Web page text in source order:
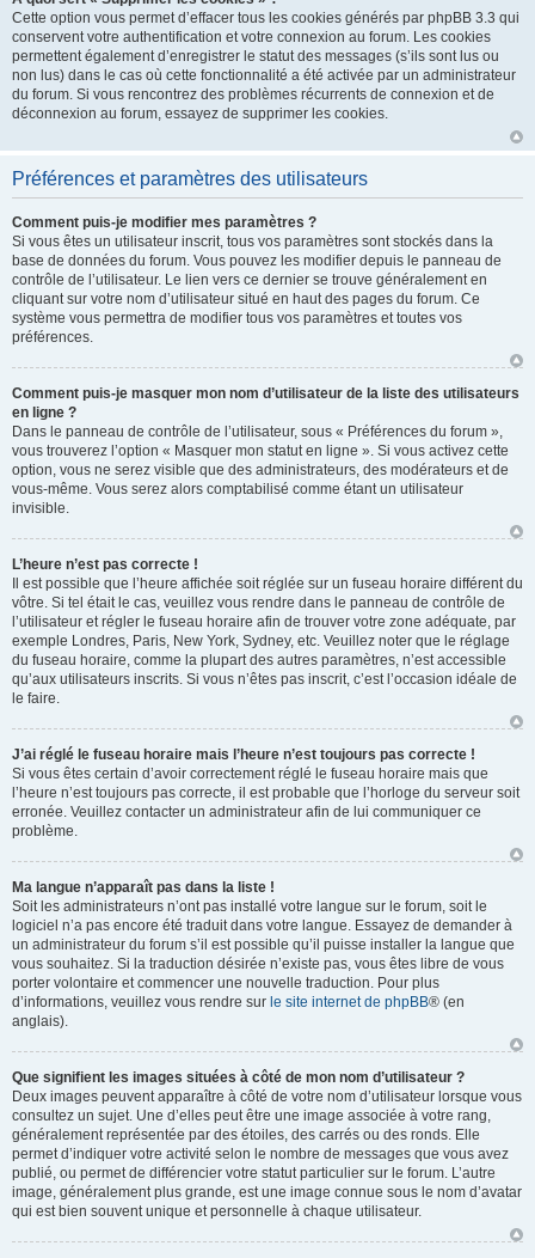
Cette option vous permet d’effacer tous les cookies générés par phpBB 3.3 qui
conservent votre authentification et votre connexion au forum. Les cookies
permettent également d’enregistrer le statut des messages (s’ils sont lus ou
non lus) dans le cas où cette fonctionnalité a été activée par un administrateur
du forum. Si vous rencontrez des problèmes récurrents de connexion et de
déconnexion au forum, essayez de supprimer les cookies.
Préférences et paramètres des utilisateurs
Comment puis-je modifier mes paramètres ?
Si vous êtes un utilisateur inscrit, tous vos paramètres sont stockés dans la
base de données du forum. Vous pouvez les modifier depuis le panneau de
contrôle de l’utilisateur. Le lien vers ce dernier se trouve généralement en
cliquant sur votre nom d’utilisateur situé en haut des pages du forum. Ce
système vous permettra de modifier tous vos paramètres et toutes vos
préférences.
Comment puis-je masquer mon nom d’utilisateur de la liste des utilisateurs
en ligne ?
Dans le panneau de contrôle de l’utilisateur, sous « Préférences du forum »,
vous trouverez l’option « Masquer mon statut en ligne ». Si vous activez cette
option, vous ne serez visible que des administrateurs, des modérateurs et de
vous-même. Vous serez alors comptabilisé comme étant un utilisateur
invisible.
L’heure n’est pas correcte !
Il est possible que l’heure affichée soit réglée sur un fuseau horaire différent du
vôtre. Si tel était le cas, veuillez vous rendre dans le panneau de contrôle de
l’utilisateur et régler le fuseau horaire afin de trouver votre zone adéquate, par
exemple Londres, Paris, New York, Sydney, etc. Veuillez noter que le réglage
du fuseau horaire, comme la plupart des autres paramètres, n’est accessible
qu’aux utilisateurs inscrits. Si vous n’êtes pas inscrit, c’est l’occasion idéale de
le faire.
J’ai réglé le fuseau horaire mais l’heure n’est toujours pas correcte !
Si vous êtes certain d’avoir correctement réglé le fuseau horaire mais que
l’heure n’est toujours pas correcte, il est probable que l’horloge du serveur soit
erronée. Veuillez contacter un administrateur afin de lui communiquer ce
problème.
Ma langue n’apparaît pas dans la liste !
Soit les administrateurs n’ont pas installé votre langue sur le forum, soit le
logiciel n’a pas encore été traduit dans votre langue. Essayez de demander à
un administrateur du forum s’il est possible qu’il puisse installer la langue que
vous souhaitez. Si la traduction désirée n’existe pas, vous êtes libre de vous
porter volontaire et commencer une nouvelle traduction. Pour plus
d’informations, veuillez vous rendre sur le site internet de phpBB® (en
anglais).
Que signifient les images situées à côté de mon nom d’utilisateur ?
Deux images peuvent apparaître à côté de votre nom d’utilisateur lorsque vous
consultez un sujet. Une d’elles peut être une image associée à votre rang,
généralement représentée par des étoiles, des carrés ou des ronds. Elle
permet d’indiquer votre activité selon le nombre de messages que vous avez
publié, ou permet de différencier votre statut particulier sur le forum. L’autre
image, généralement plus grande, est une image connue sous le nom d’avatar
qui est bien souvent unique et personnelle à chaque utilisateur.